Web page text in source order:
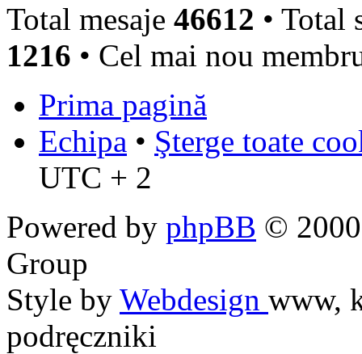
Total mesaje 46612 • Total
1216 • Cel mai nou
Prima pagină
Echipa • Şterge toate
UTC + 2
Powered by phpBB ©
Group
Style by Webdesign www,
podręczniki